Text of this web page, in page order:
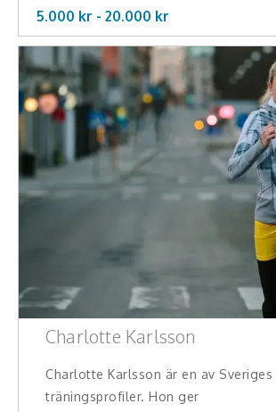
5.000 kr - 20.000 kr
Charlotte Karlsson
Charlotte Karlsson är en av
träningsprofiler. Hon ger